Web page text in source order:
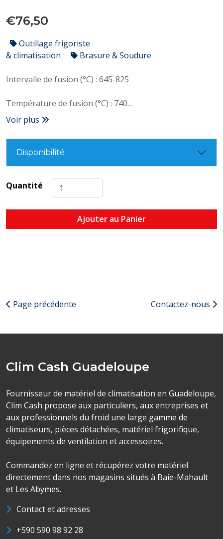
€76,50
Outillage frigoriste
& climatisation
Brasure & Soudure
Intervalle de fusion (°C) : 645-825
Température de fusion (°C) : 740
Résistance mécanique (daN/mm
Assemblages type : Cuivre / Cuivre & Cuivre / Laiton
Voir plus
Disponibilité
Quantité
Ajouter au Panier
Page précédente Contactez-nous
Clim Cash Guadeloupe
Fournisseur de matériel de climatisation en Guadeloupe,
Clim Cash propose aux particuliers, aux entreprises et
aux professionnels du froid une large gamme de
climatiseurs, pièces détachées, matériel frigorifique,
équipements de ventilation et accessoires.
Commandez en ligne et récupérez votre matériel
directement dans nos magasins situés à Baie-Mahault
et Les Abymes.
Contact et adresses
+590 590 98 92 28